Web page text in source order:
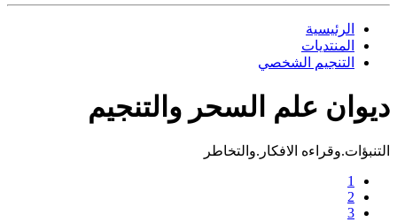
الرئيسية
المنتديات
التنجيم الشخصي
ديوان علم السحر والتنجيم
التنبؤات.وقراءه الافكار.والتخاطر
1
2
3